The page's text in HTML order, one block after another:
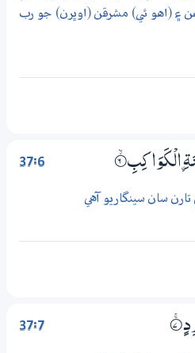
۽ (اهو ئي) مشرقن (اوڀرن) جو رب
37:6 ۨالْكَـوَاكِبِ 6‏۝ۙ
سان سينگاريو آهي
37:7 7‏۝ۚ